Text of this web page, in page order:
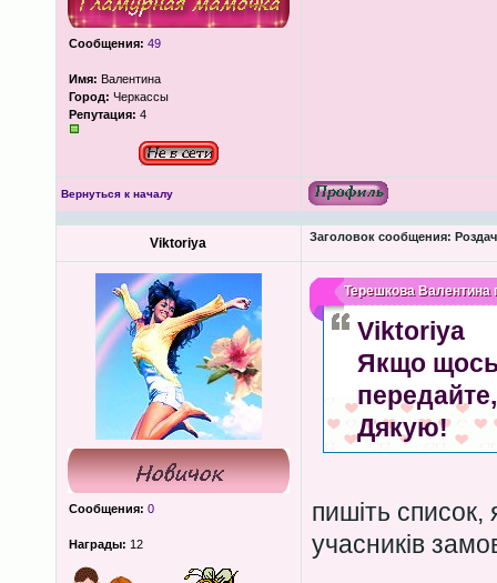
Сообщения: 49
Имя: Валентина
Город: Черкассы
Репутация: 4
Вернуться к началу
Viktoriya Заголовок сообщения:
Сообщения: 0
Награды: 12
Терешкова Валентина
Viktoriya
Якщо щось
Дякую!
пишіть
учасників